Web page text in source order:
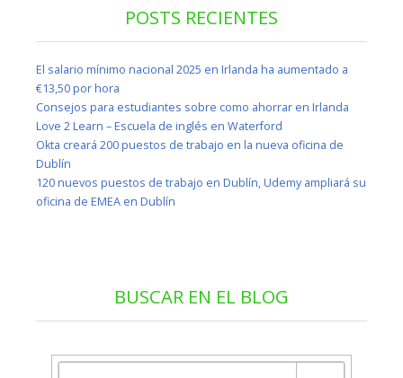
POSTS RECIENTES
El salario mínimo nacional 2025 en Irlanda ha aumentado a
€13,50 por hora
Consejos para estudiantes sobre como ahorrar en Irlanda
Love 2 Learn – Escuela de inglés en Waterford
Okta creará 200 puestos de trabajo en la nueva oficina de
Dublín
120 nuevos puestos de trabajo en Dublín, Udemy ampliará su
oficina de EMEA en Dublín
BUSCAR EN EL BLOG